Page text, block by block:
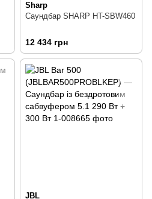
Sharp
Саундбар SHARP HT-SBW460
12 434 грн
JBL